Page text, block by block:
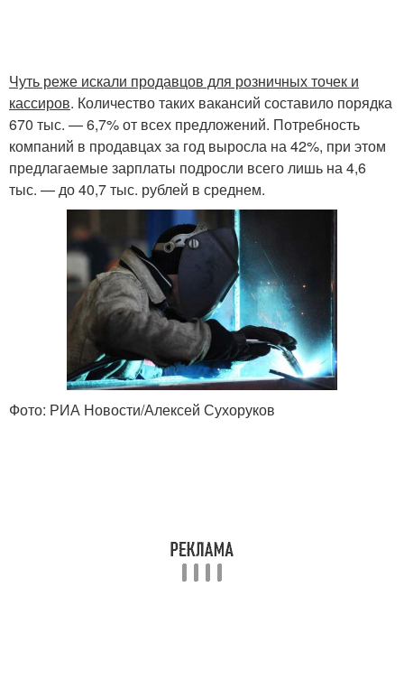
Чуть реже искали продавцов для розничных точек и
кассиров. Количество таких вакансий составило порядка
670 тыс. — 6,7% от всех предложений. Потребность
компаний в продавцах за год выросла на 42%, при этом
предлагаемые зарплаты подросли всего лишь на 4,6
тыс. — до 40,7 тыс. рублей в среднем.
Фото: РИА Новости/Алексей Сухоруков